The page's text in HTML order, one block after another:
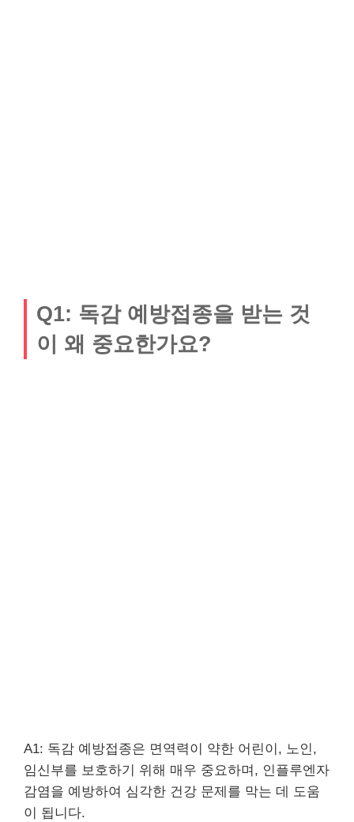
Q1: 독감 예방접종을 받는 것
이 왜 중요한가요?
A1: 독감 예방접종은 면역력이 약한 어린이, 노인,
임신부를 보호하기 위해 매우 중요하며, 인플루엔자
감염을 예방하여 심각한 건강 문제를 막는 데 도움
이 됩니다.